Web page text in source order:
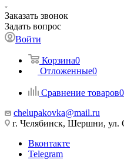
Заказать звонок
Задать вопрос
Войти
Корзина0
Отложенные0
Сравнение товаров0
chelupakovka@mail.ru
г. Челябинск, Шершни, ул.
Вконтакте
Telegram